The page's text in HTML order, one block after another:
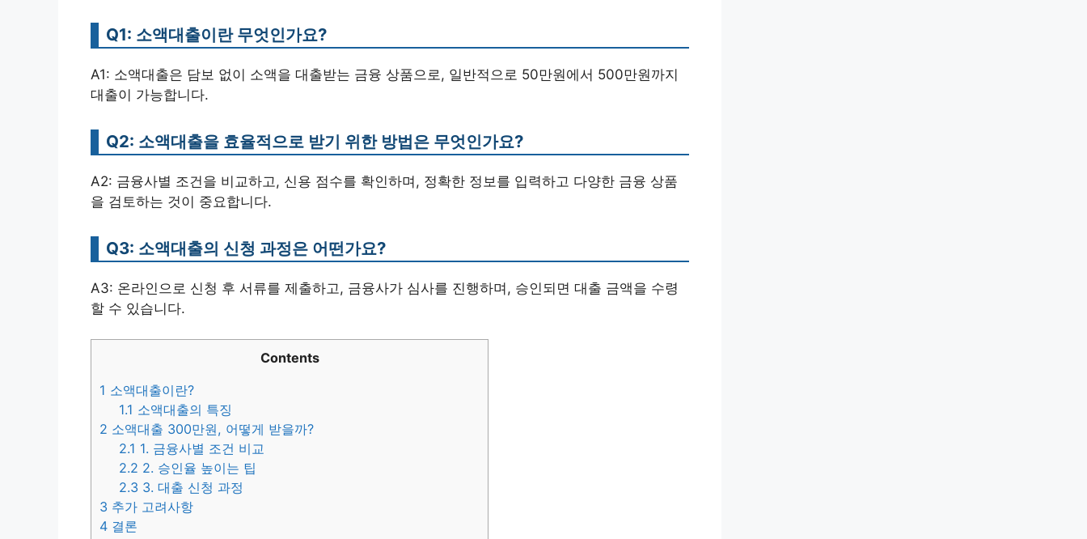
Q1: 소액대출이란 무엇인가요?
A1: 소액대출은 담보 없이 소액을 대출받는 금융 상품으로, 일반적으로 50만원에서 500만원까지
대출이 가능합니다.
Q2: 소액대출을 효율적으로 받기 위한 방법은 무엇인가요?
A2: 금융사별 조건을 비교하고, 신용 점수를 확인하며, 정확한 정보를 입력하고 다양한 금융 상품
을 검토하는 것이 중요합니다.
Q3: 소액대출의 신청 과정은 어떤가요?
A3: 온라인으로 신청 후 서류를 제출하고, 금융사가 심사를 진행하며, 승인되면 대출 금액을 수령
할 수 있습니다.
Contents
1 소액대출이란?
1.1 소액대출의 특징
2 소액대출 300만원, 어떻게 받을까?
2.1 1. 금융사별 조건 비교
2.2 2. 승인율 높이는 팁
2.3 3. 대출 신청 과정
3 추가 고려사항
4 결론